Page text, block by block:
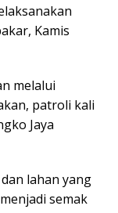
Kamis
melalui
patroli kali
Jaya
lahan yang
semak